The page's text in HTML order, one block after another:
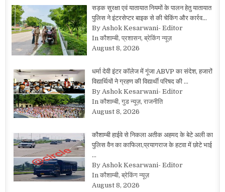
सड़क सुरक्षा एवं यातायात नियमों के पालन हेतु यातायात
पुलिस ने इंटरसेप्टर बाइक से की चेकिंग और कार्रव…
By Ashok Kesarwani- Editor
In कौशाम्बी, प्रशासन, ब्रेकिंग न्यूज़
August 8, 2026
धर्मा देवी इंटर कॉलेज में गूंजा ABVP का संदेश, हजारों
विद्यार्थियों ने ग्रहण की विद्यार्थी परिषद की …
By Ashok Kesarwani- Editor
In कौशाम्बी, गुड न्यूज़, राजनीति
August 8, 2026
कौशाम्बी हाईवे से निकला अतीक अहमद के बेटे अली का
पुलिस वैन का काफिला,प्रयागराज के हटवा में छोटे भाई
…
By Ashok Kesarwani- Editor
In कौशाम्बी, ब्रेकिंग न्यूज़
August 8, 2026